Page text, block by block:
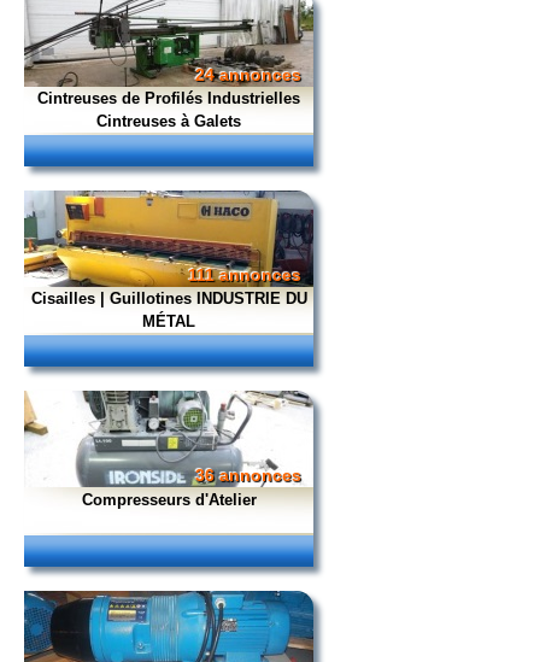
24 annonces
Cintreuses de Profilés Industrielles
Cintreuses à Galets
111 annonces
Cisailles | Guillotines INDUSTRIE DU
MÉTAL
36 annonces
Compresseurs d'Atelier